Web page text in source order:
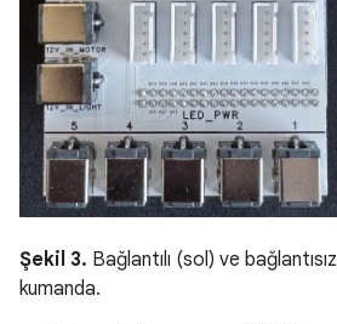
Şekil 3. Bağlantılı (sol) ve
kumanda.